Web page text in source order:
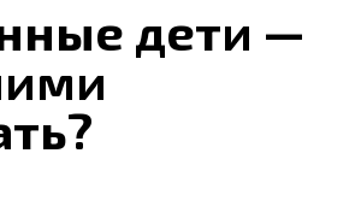
дети —